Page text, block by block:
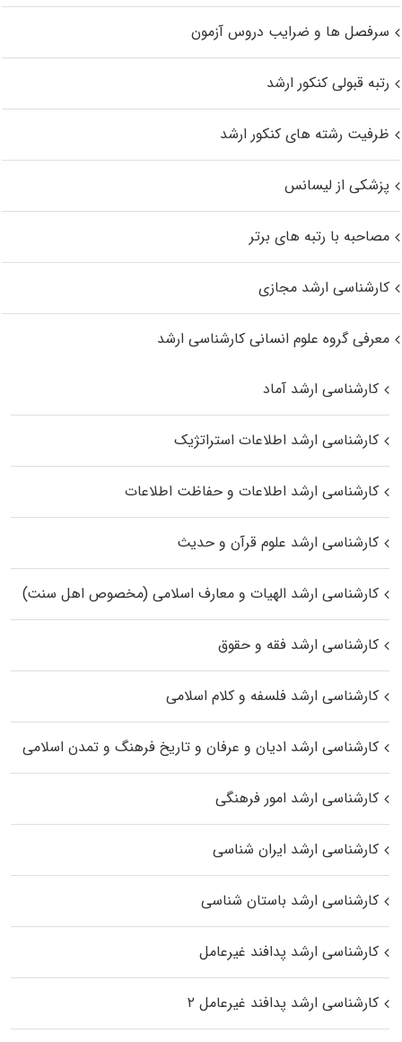
سرفصل ها و ضرایب دروس آزمون
رتبه قبولی کنکور ارشد
ظرفیت رشته های کنکور ارشد
پزشکی از لیسانس
مصاحبه با رتبه های برتر
کارشناسی ارشد مجازی
معرفی گروه علوم انسانی کارشناسی ارشد
کارشناسی ارشد آماد
کارشناسی ارشد اطلاعات استراتژیک
کارشناسی ارشد اطلاعات و حفاظت اطلاعات
کارشناسی ارشد علوم قرآن و حدیث
کارشناسی ارشد الهیات و معارف اسلامی (مخصوص اهل سنت)
کارشناسی ارشد فقه و حقوق
کارشناسی ارشد فلسفه و کلام اسلامی
کارشناسی ارشد ادیان و عرفان و تاریخ فرهنگ و تمدن اسلامی
کارشناسی ارشد امور فرهنگی
کارشناسی ارشد ایران شناسی
کارشناسی ارشد باستان شناسی
کارشناسی ارشد پدافند غیرعامل
کارشناسی ارشد پدافند غیرعامل ۲